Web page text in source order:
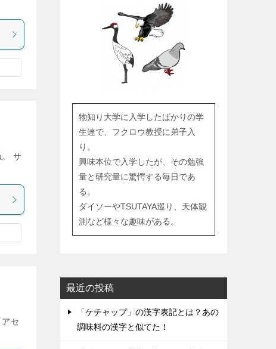
。 サ
セ
物知り大学に入学したばかりの学
生達で、フクロウ教授に弟子入
り。
興味本位で入学したが、その勉強
量と研究量に驚愕する毎日であ
る。
ダイソーやTSUTAYA巡り、天体観
測など様々な趣味がある。
最近の投稿
「ケチャップ」の漢字表記とは？あの
調味料の漢字と似てた！